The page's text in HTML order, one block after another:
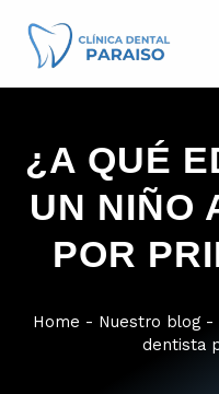
contenido
¿A QUÉ
UN NIÑO
POR
Home - Nuestro blog -
dentista